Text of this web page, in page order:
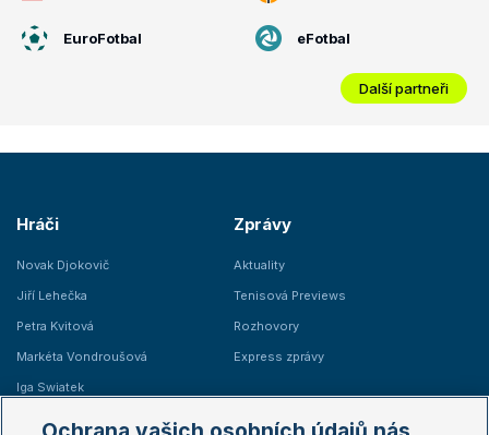
EuroFotbal eFotbal
Další partneři
Hráči
Novak Djokovič
Jiří Lehečka
Petra Kvitová
Markéta Vondroušová
Iga Swiatek
Zprávy
Aktuality
Tenisová Previews
Rozhovory
Express zprávy